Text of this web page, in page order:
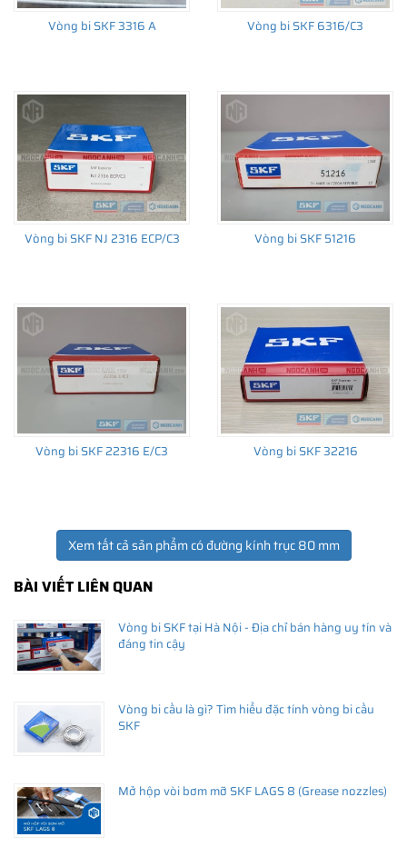
Để có báo giá Phớt SKF 80X100X10 HMSA10 V tốt nhất, hãy
liên hệ với
SKF Ngọc Anh - Đại lý ủy quyền SKF(SKF Authorized
Distributor
)
Sản phẩm chính hãng, giao hàng toàn quốc
Vòng bi SKF 3316 A Vòng bi SKF 6316/C3
Vòng bi SKF NJ 2316 ECP/C3 Vòng bi SKF 51216
Vòng bi SKF 22316 E/C3 Vòng bi SKF 32216
Xem tất cả sản phẩm có đường kính trục 80 mm
BÀI VIẾT LIÊN QUAN
Vòng bi SKF tại Hà Nội - Địa chỉ bán hàng uy tín và
đáng tin cậy
Vòng bi cầu là gì? Tìm hiểu đặc tính vòng bi cầu
SKF
Mở hộp vòi bơm mỡ SKF LAGS 8 (Grease nozzles)